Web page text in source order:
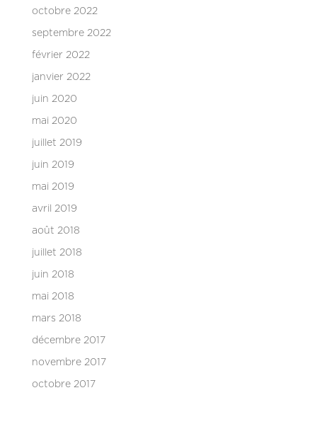
octobre 2022
septembre 2022
février 2022
janvier 2022
juin 2020
mai 2020
juillet 2019
juin 2019
mai 2019
avril 2019
août 2018
juillet 2018
juin 2018
mai 2018
mars 2018
décembre 2017
novembre 2017
octobre 2017